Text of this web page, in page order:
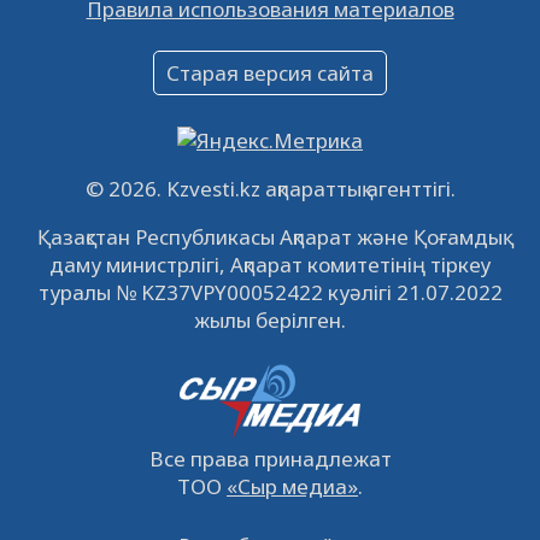
16.12.2022 61030
Объявление
09.12.2022
Свободные рабочие места
встречу с инвесторами в Кызылорде 22
ноября
21.11.2022 14936 0
© 2026. Kzvesti.kz ақпараттық агенттігі.
Қазақстан Республикасы Ақпарат және Қоғамдық
даму министрлігі, Ақпарат комитетінің тіркеу
туралы № KZ37VPY00052422 куәлігі 21.07.2022
жылы берілген.
Все права принадлежат
ТОО «Сыр медиа».
Правила использования материалов
Старая версия сайта